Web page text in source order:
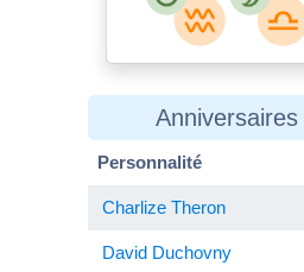
Personnalité
Charlize Theron
David Duchovny